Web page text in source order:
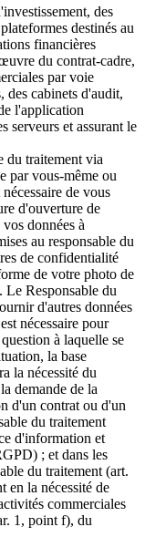
des
destinés au
financières
du contrat-cadre,
par voie
des cabinets d'audit,
l'application
serveurs et assurant le
du traitement via
par vous-même ou
de vous
d'ouverture de
données à
au responsable du
de confidentialité
de votre photo de
Responsable du
d'autres données
nécessaire pour
à laquelle se
la base
la nécessité du
demande de la
d'un contrat ou d'un
du traitement
d'information et
; et dans les
du traitement (art.
en la nécessité de
commerciales
1, point f), du